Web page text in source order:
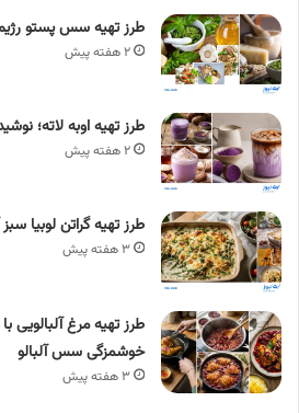
طرز تهیه سس پستو
۲ هفته پیش
طرز تهیه اوبه لاته؛
۲ هفته پیش
طرز تهیه گراتن لوبیا
۳ هفته پیش
طرز تهیه مرغ
خوشمزگی سس آلبالو
۳ هفته پیش